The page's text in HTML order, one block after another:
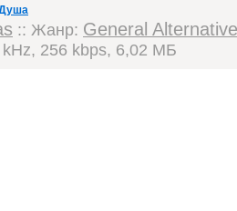
:: Жанр: General
kHz, 256 kbps, 6,02 МБ